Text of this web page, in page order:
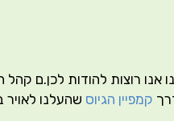
אנו רוצות להודות לכן.ם
קמפיין הגיוס שהעלנו לאויר